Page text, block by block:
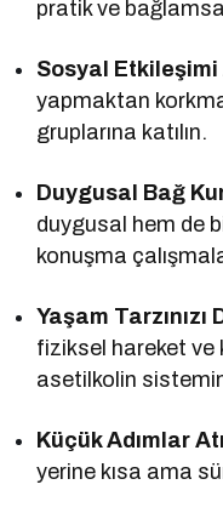
pratik ve
Sosyal Etkileşimi
yapmaktan
gruplarına katılın.
Duygusal Bağ
duygusal hem de
konuşma
Yaşam
fiziksel hareket ve
asetilkolin
Küçük Adımlar
yerine kısa ama